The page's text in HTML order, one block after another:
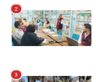
2
3